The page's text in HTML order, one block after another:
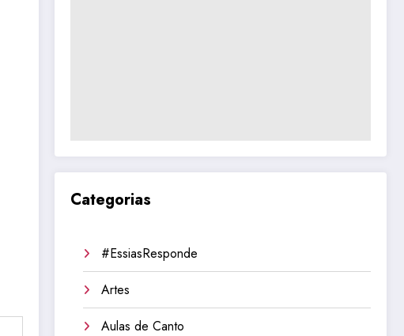
Categorias
#EssiasResponde
Artes
Aulas de Canto